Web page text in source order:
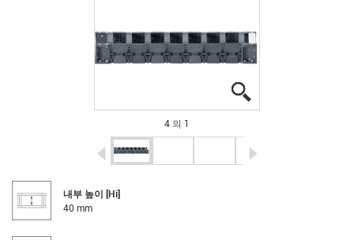
4 의 1
igus-icon-arrow-left
내부 높이 [Hi]
40 mm